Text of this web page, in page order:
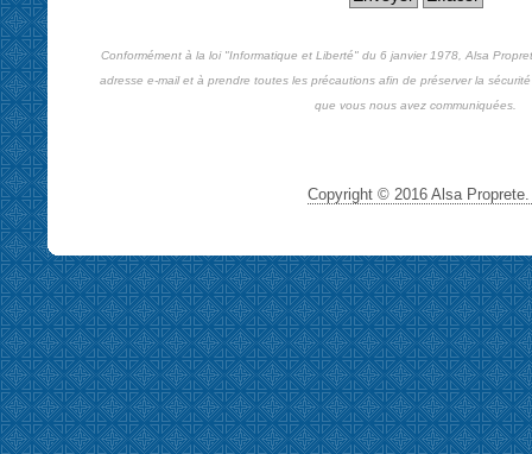
Conformément à la loi "Informatique et Liberté" du 6 janvier 1978, Alsa
adresse e-mail et à prendre toutes les précautions afin de préserver la
que vous nous avez communiquées.
Copyright © 2016 Alsa